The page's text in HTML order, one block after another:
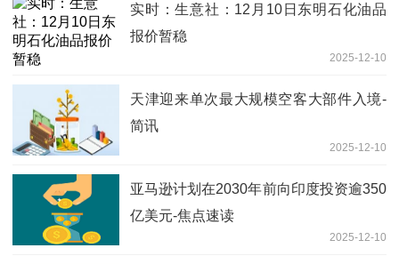
实时：生意社：12月10日东明石化油品
报价暂稳
2025-12-10
天津迎来单次最大规模空客大部件入境-
简讯
2025-12-10
亚马逊计划在2030年前向印度投资逾350
亿美元-焦点速读
2025-12-10